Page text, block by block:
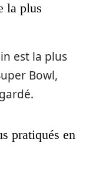
la plus
est la plus
Bowl,
pratiqués en